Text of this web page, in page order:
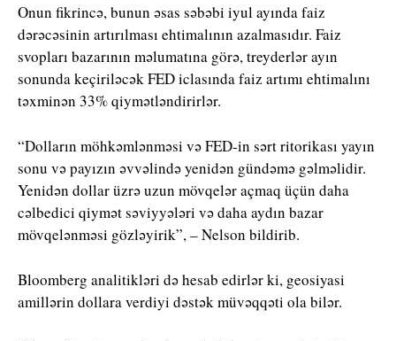
Onun fikrincə, bunun əsas səbəbi iyul ayında faiz
dərəcəsinin artırılması ehtimalının azalmasıdır. Faiz
svopları bazarının məlumatına görə, treyderlər ayın
sonunda keçiriləcək FED iclasında faiz artımı ehtimalını
təxminən 33% qiymətləndirirlər.
“Dolların möhkəmlənməsi və FED-in sərt ritorikası yayın
sonu və payızın əvvəlində yenidən gündəmə gəlməlidir.
Yenidən dollar üzrə uzun mövqelər açmaq üçün daha
cəlbedici qiymət səviyyələri və daha aydın bazar
mövqelənməsi gözləyirik”, – Nelson bildirib.
Bloomberg analitikləri də hesab edirlər ki, geosiyasi
amillərin dollara verdiyi dəstək müvəqqəti ola bilər.